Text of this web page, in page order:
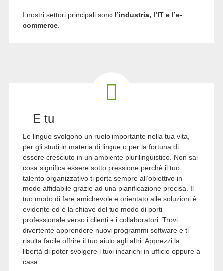
I nostri settori principali sono l’industria, l’IT e l’e-
commerce.
E tu
Le lingue svolgono un ruolo importante nella tua vita,
per gli studi in materia di lingue o per la fortuna di
essere cresciuto in un ambiente plurilinguistico. Non sai
cosa significa essere sotto pressione perchè il tuo
talento organizzativo ti porta sempre all’obiettivo in
modo affidabile grazie ad una pianificazione precisa. Il
tuo modo di fare amichevole e orientato alle soluzioni è
evidente ed è la chiave del tuo modo di porti
professionale verso i clienti e i collaboratori. Trovi
divertente apprendere nuovi programmi software e ti
risulta facile offrire il tuo aiuto agli altri. Apprezzi la
libertà di poter svolgere i tuoi incarichi in ufficio oppure a
casa.